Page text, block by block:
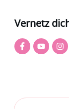
Vernetz